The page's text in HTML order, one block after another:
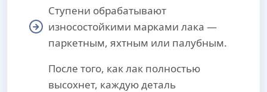
Ступени обрабатывают
износостойкими марками лака —
паркетным, яхтным или палубным.
После того, как лак полностью
высохнет, каждую деталь